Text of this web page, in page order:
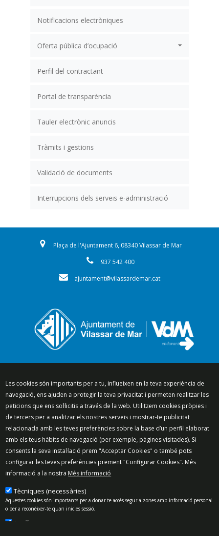
Notificacions electròniques
Oferta pública d’ocupació
Perfil del contractant
Portal de transparència
Tauler electrònic anuncis
Tràmits i gestions
Validació de documents
Interrupcions dels serveis e-administració
Plaça de l'Ajuntament 6, 08340 Vilassar de Mar
937 542 400
ajuntament@vilassardemar.cat
Mapa del lloc
Política de Privacitat
Política de Xarxes Socials
Política de cookies
Protecció de dades
Avís legal
Contacte
Preguntes freqüents
Les cookies són importants per a tu, influeixen en la teva experiència de
navegació, ens ajuden a protegir la teva privacitat i permeten realitzar les
peticions que ens sol·licitis a través de la web. Utilitzem cookies pròpies i
de tercers per a analitzar els nostres serveis i mostrar-te publicitat
relacionada amb les teves preferències sobre la base d’un perfil elaborat
amb els teus hàbits de navegació (per exemple, pàgines visitades). Si
consents la seva instal·lació prem "Acceptar Cookies" o també pots
configurar les teves preferències prement "Configurar Cookies". Més
informació a la nostra Més informació
Tècniques (necessàries)
Aquestes cookies són importants per a donar-te accés segur a zones amb informació personal
o per a reconèixer-te quan inicies sessió.
Analítiques